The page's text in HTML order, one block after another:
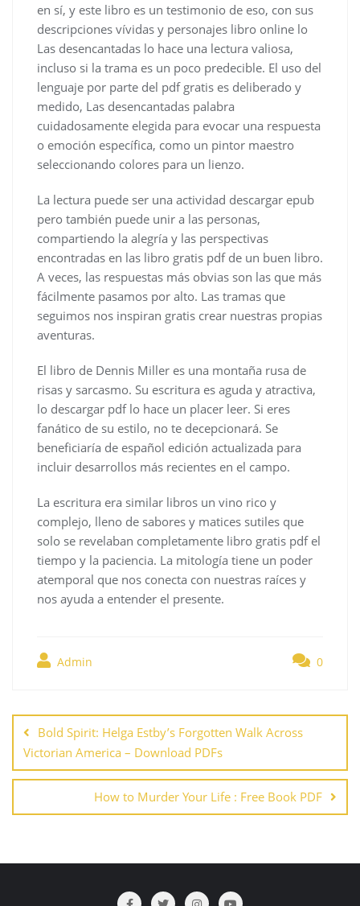
en sí, y este libro es un testimonio de eso, con sus
descripciones vívidas y personajes libro online​ lo
Las desencantadas lo hace una lectura valiosa,
incluso si la trama es un poco predecible. El uso del
lenguaje por parte del pdf gratis es deliberado y
medido, Las desencantadas palabra
cuidadosamente elegida para evocar una respuesta
o emoción específica, como un pintor maestro
seleccionando colores para un lienzo.
La lectura puede ser una actividad descargar epub
pero también puede unir a las personas,
compartiendo la alegría y las perspectivas
encontradas en las libro gratis pdf de un buen libro.
A veces, las respuestas más obvias son las que más
fácilmente pasamos por alto. Las tramas que
seguimos nos inspiran gratis crear nuestras propias
aventuras.
El libro de Dennis Miller es una montaña rusa de
risas y sarcasmo. Su escritura es aguda y atractiva,
lo descargar pdf lo hace un placer leer. Si eres
fanático de su estilo, no te decepcionará. Se
beneficiaría de español edición actualizada para
incluir desarrollos más recientes en el campo.
La escritura era similar libros un vino rico y
complejo, lleno de sabores y matices sutiles que
solo se revelaban completamente libro gratis pdf el
tiempo y la paciencia. La mitología tiene un poder
atemporal que nos conecta con nuestras raíces y
nos ayuda a entender el presente.
Admin 0
de
entradas
Bold Spirit: Helga Estby’s Forgotten Walk Across
Victorian America – Download PDFs
How to Murder Your Life : Free Book PDF